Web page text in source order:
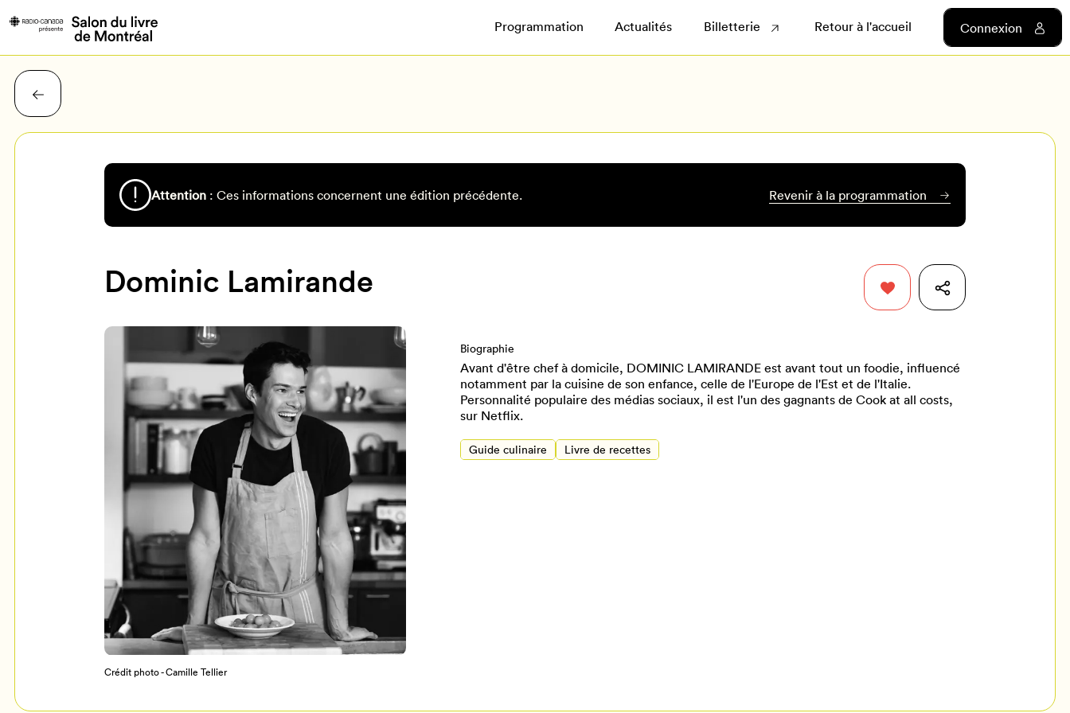
Programmation Actualités Billetterie Retour à l'accueil Connexion
Programmation
Attention : Ces informations concernent une édition précédente. Revenir à la programmation
Dominic Lamirande
Crédit photo - Camille Tellier
Biographie
Avant d'être chef à domicile, DOMINIC LAMIRANDE est avant tout un foodie, influencé
notamment par la cuisine de son enfance, celle de l'Europe de l'Est et de l'Italie.
Personnalité populaire des médias sociaux, il est l'un des gagnants de Cook at all costs,
sur Netflix.
Guide culinaire Livre de recettes
Pour enregistrer vos favoris,
connectez-vous ou créez votre profil